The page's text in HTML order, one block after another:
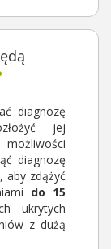
diagnozę
jej
diagnozę
aby zdążyć
do 15
ukrytych
z dużą